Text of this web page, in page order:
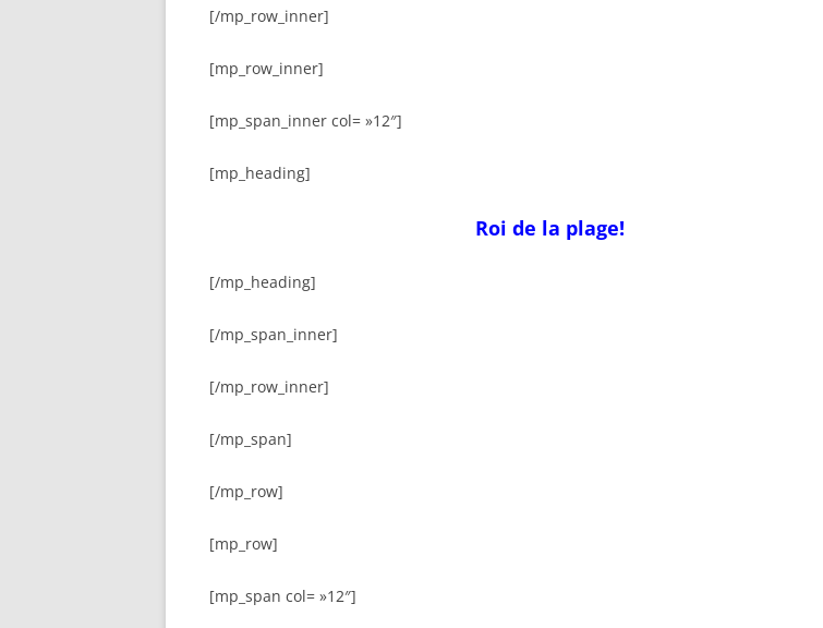
[/mp_row_inner]
[mp_row_inner]
[mp_span_inner col= »12″]
[mp_heading]
Roi de la plage!
[/mp_heading]
[/mp_span_inner]
[/mp_row_inner]
[/mp_span]
[/mp_row]
[mp_row]
[mp_span col= »12″]